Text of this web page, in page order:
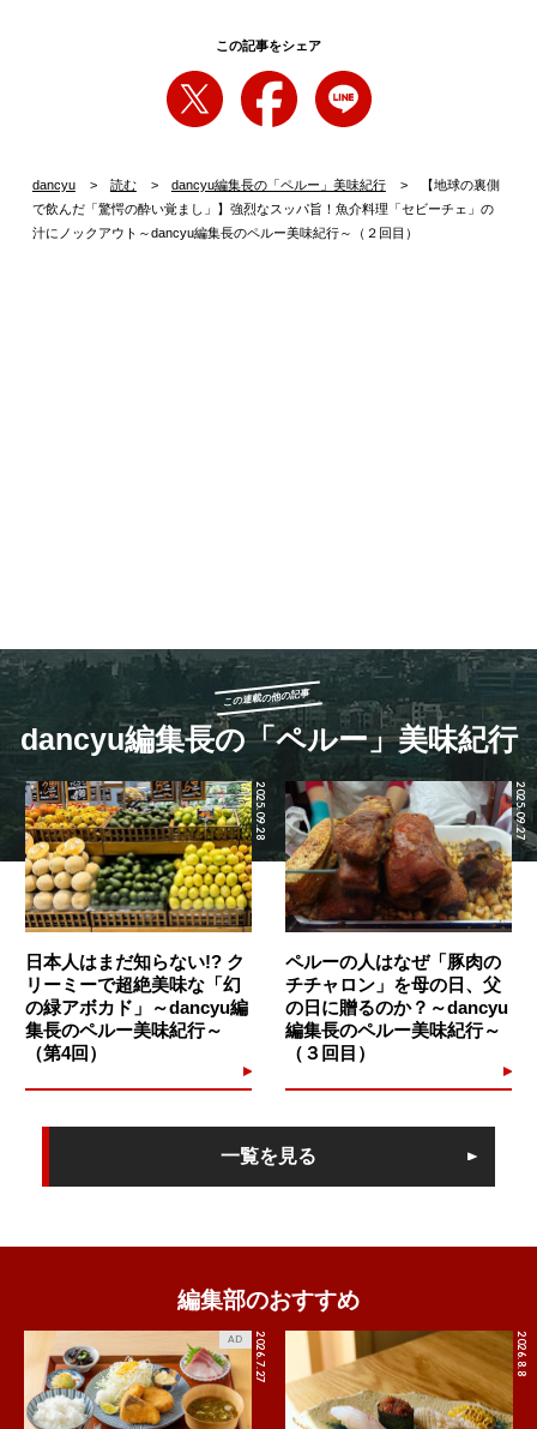
この記事をシェア
dancyu 読む dancyu編集長の「ペルー」美味紀行
【地球の裏側
で飲んだ「驚愕の酔い覚まし」】強烈なスッパ旨！魚介料理「セビーチェ」の
汁にノックアウト～dancyu編集長のペルー美味紀行～（２回目）
この連載の他の記事
dancyu編集長の「ペルー」美味紀行
2025.09.28
日本人はまだ知らない!? ク
リーミーで超絶美味な「幻
の緑アボカド」～dancyu編
集長のペルー美味紀行～
（第4回）
2025.09.27
ペルーの人はなぜ「豚肉の
チチャロン」を母の日、父
の日に贈るのか？～dancyu
編集長のペルー美味紀行～
（３回目）
一覧を見る
編集部のおすすめ
2026.7.27
AD 2026.8.8